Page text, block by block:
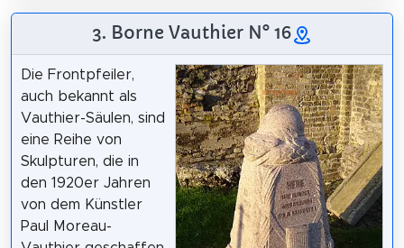
3. Borne Vauthier N° 16
Die Frontpfeiler,
auch bekannt als
Vauthier-Säulen, sind
eine Reihe von
Skulpturen, die in
den 1920er Jahren
von dem Künstler
Paul Moreau-